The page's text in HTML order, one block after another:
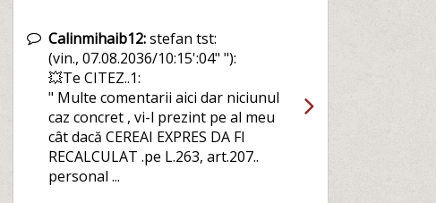
Calinmihaib12:stefan tst:
(vin., 07.08.2036/10:15':04" "):
💥Te CITEZ..1:
" Multe comentarii aici dar niciunul
caz concret , vi-l prezint pe al meu
cât dacă CEREAI EXPRES DA FI
RECALCULAT .pe L.263, art.207..
personal ...